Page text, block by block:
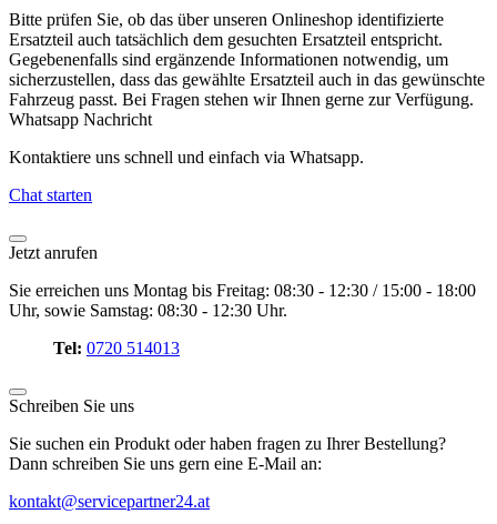
Bitte prüfen Sie, ob das über unseren Onlineshop identifizierte
Ersatzteil auch tatsächlich dem gesuchten Ersatzteil entspricht.
Gegebenenfalls sind ergänzende Informationen notwendig, um
sicherzustellen, dass das gewählte Ersatzteil auch in das gewünschte
Fahrzeug passt. Bei Fragen stehen wir Ihnen gerne zur Verfügung.
Whatsapp Nachricht
Kontaktiere uns schnell und einfach via Whatsapp.
Chat starten
Jetzt anrufen
Sie erreichen uns Montag bis Freitag: 08:30 - 12:30 / 15:00 - 18:00
Uhr, sowie Samstag: 08:30 - 12:30 Uhr.
Tel: 0720 514013
Schreiben Sie uns
Sie suchen ein Produkt oder haben fragen zu Ihrer Bestellung?
Dann schreiben Sie uns gern eine E-Mail an:
kontakt@servicepartner24.at